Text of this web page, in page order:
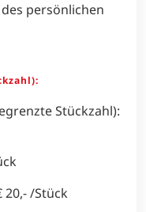
persönlichen
Stückzahl):
20,- /Stück